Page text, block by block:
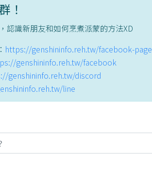
！
認識新朋友和如何烹煮派蒙的方法XD
https://genshininfo.reh.tw/facebook-page
genshininfo.reh.tw/facebook
genshininfo.reh.tw/discord
line